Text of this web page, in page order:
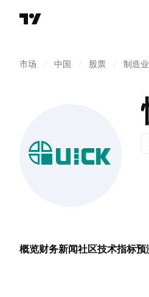
市场 中国 股票 制造业
概览财务新闻社区技术指标预